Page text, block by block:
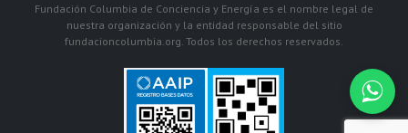
Fundación Columbia de Conciencia y Energía es el nombre legal de
nuestra organización y la entidad responsable del sitio
fundacioncolumbia.org. Todos los derechos reservados.